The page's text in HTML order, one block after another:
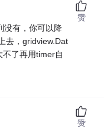
没有，你可以降
去，gridview.Dat
了再用timer自
赞
赞